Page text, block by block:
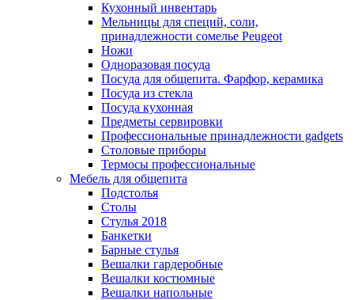
Кухонный инвентарь
Мельницы для специй, соли,
принадлежности сомелье Peugeot
Ножи
Одноразовая посуда
Посуда для общепита. Фарфор, керамика
Посуда из стекла
Посуда кухонная
Предметы сервировки
Профессиональные принадлежности gadgets
Столовые приборы
Термосы профессиональные
Мебель для общепита
Подстолья
Столы
Стулья 2018
Банкетки
Барные стулья
Вешалки гардеробные
Вешалки костюмные
Вешалки напольные